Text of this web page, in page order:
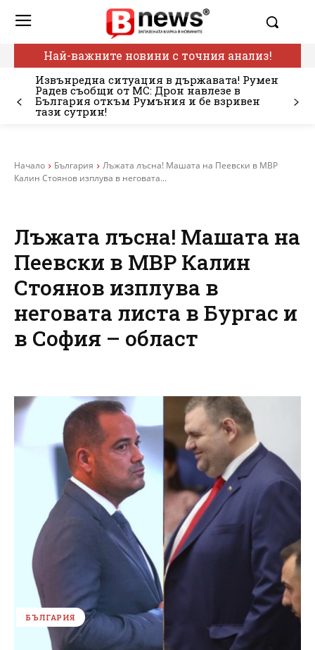
Най-важните новини с точния анализ!
Извънредна ситуация в държавата! Румен
Радев съобщи от МС: Дрон навлезе в
България откъм Румъния и бе взривен
тази сутрин!
Начало България
Лъжата лъсна! Машата на Пеевски в МВР
Калин Стоянов изплува в неговата...
Лъжата лъсна! Машата на
Пеевски в МВР Калин
Стоянов изплува в
неговата листа в Бургас и
в София – област
БЪЛГАРИЯ